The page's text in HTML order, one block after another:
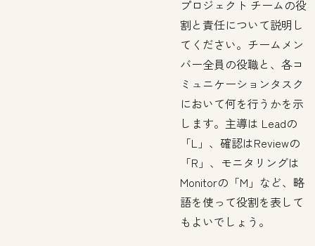
プロジェクト チームの役
割と責任について説明し
てください。チームメン
バー全員の役職と、各コ
ミュニケーションタスク
において何を行うかを示
します。主導は Leadの
「L」、確認はReviewの
「R」、モニタリングは
Monitorの「M」など、略
語を使って役割を表して
もよいでしょう。